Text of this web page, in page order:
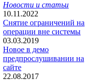
Новости и статьи
10.11.2022
Снятие ограничений на
операции вне системы
03.03.2019
Новое в демо
предпрослушивании на
сайте
22.08.2017